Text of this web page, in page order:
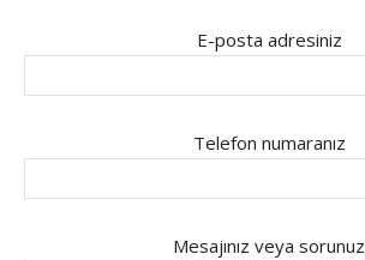
E-posta adresiniz
Telefon numaranız
Mesajınız veya sorunuz